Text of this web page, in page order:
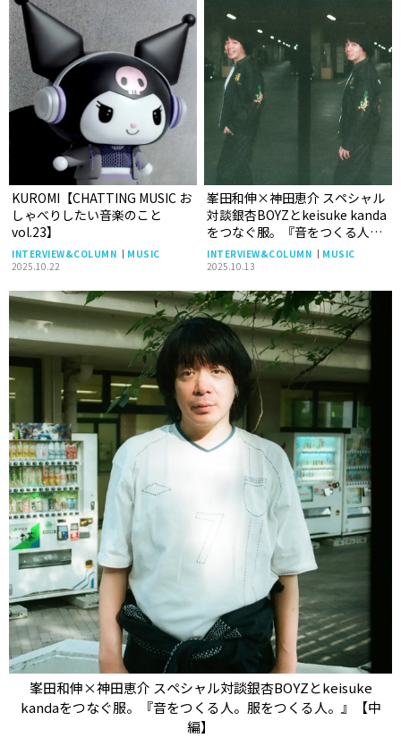
KUROMI【CHATTING MUSIC お
しゃべりしたい音楽のこと
vol.23】
INTERVIEW&COLUMN
MUSIC
2025.10.22
峯田和伸×神田恵介 スペシャル
対談銀杏BOYZとkeisuke kanda
をつなぐ服。『音をつくる人。
服をつくる人。』【後編】
INTERVIEW&COLUMN
MUSIC
2025.10.13
峯田和伸×神田恵介 スペシャル対談銀杏BOYZとkeisuke
kandaをつなぐ服。『音をつくる人。服をつくる人。』【中
編】